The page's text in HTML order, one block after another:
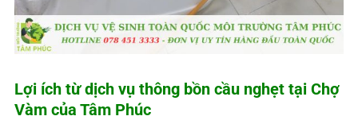
Lợi ích từ dịch vụ thông bồn cầu nghẹt tại Chợ
Vàm của Tâm Phúc